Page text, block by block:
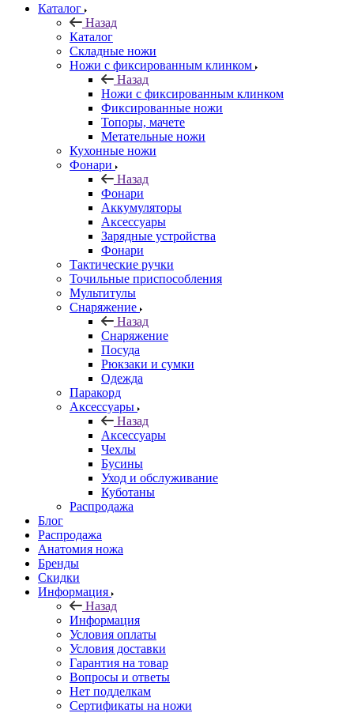
Каталог
Назад
Каталог
Складные ножи
Ножи с фиксированным клинком
Назад
Ножи с фиксированным клинком
Фиксированные ножи
Топоры, мачете
Метательные ножи
Кухонные ножи
Фонари
Назад
Фонари
Аккумуляторы
Аксессуары
Зарядные устройства
Фонари
Тактические ручки
Точильные приспособления
Мультитулы
Снаряжение
Назад
Снаряжение
Посуда
Рюкзаки и сумки
Одежда
Паракорд
Аксессуары
Назад
Аксессуары
Чехлы
Бусины
Уход и обслуживание
Куботаны
Распродажа
Блог
Распродажа
Анатомия ножа
Бренды
Скидки
Информация
Назад
Информация
Условия оплаты
Условия доставки
Гарантия на товар
Вопросы и ответы
Нет подделкам
Сертификаты на ножи